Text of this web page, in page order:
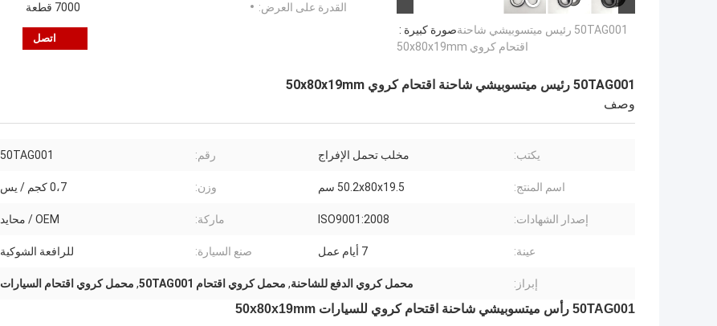
صورة كبيرة :50TAG001 رئيس ميتسوبيشي شاحنة
اقتحام كروي 50x80x19mm
القدرة على العرض:
7000 قطعة
اتصل
50TAG001 رئيس ميتسوبيشي شاحنة اقتحام كروي 50x80x19mm
وصف
يكتب: مخلب تحمل الإفراج رقم: 50TAG001
اسم المنتج: 50.2x80x19.5 سم وزن: 0،7 كجم / يس
إصدار الشهادات: ISO9001:2008 ماركة: OEM / محايد
عينة: 7 أيام عمل صنع السيارة: للرافعة الشوكية
إبراز: محمل كروي الدفع للشاحنة, محمل كروي اقتحام 50TAG001 , محمل كروي اقتحام السيارات
50TAG001 رأس ميتسوبيشي شاحنة اقتحام كروي للسيارات 50x80x19mm